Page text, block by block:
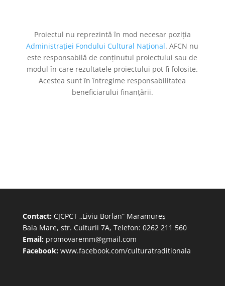
Proiectul nu reprezintă în mod necesar poziţia
Administrației Fondului Cultural Național. AFCN nu
este responsabilă de conținutul proiectului sau de
modul în care rezultatele proiectului pot fi folosite.
Acestea sunt în întregime responsabilitatea
beneficiarului finanțării.
Contact:CJCPCT „Liviu Borlan” Maramureș
Baia Mare, str. Culturii 7A, Telefon: 0262 211 560
Email: promovaremm@gmail.com
Facebook: www.facebook.com/culturatraditionala